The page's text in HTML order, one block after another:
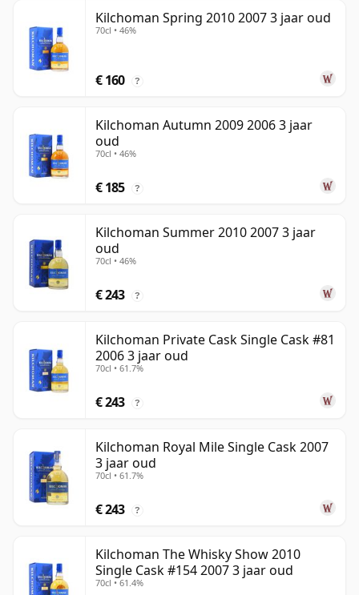
Kilchoman Spring 2010 2007 3 jaar oud
70cl • 46%
€ 160 ?
Kilchoman Autumn 2009 2006 3 jaar
oud
70cl • 46%
€ 185 ?
Kilchoman Summer 2010 2007 3 jaar
oud
70cl • 46%
€ 243 ?
Kilchoman Private Cask Single Cask #81
2006 3 jaar oud
70cl • 61.7%
€ 243 ?
Kilchoman Royal Mile Single Cask 2007
3 jaar oud
70cl • 61.7%
€ 243 ?
Kilchoman The Whisky Show 2010
Single Cask #154 2007 3 jaar oud
70cl • 61.4%